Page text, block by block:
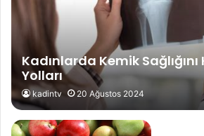
Kadınlarda Kemik
Yolları
kadintv 20 Ağustos 2024